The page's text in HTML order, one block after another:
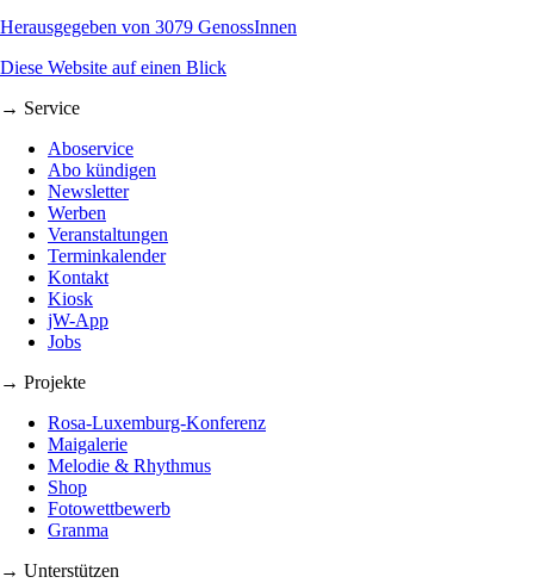
Herausgegeben von 3079 GenossInnen
Diese Website auf einen Blick
→ Service
Aboservice
Abo kündigen
Newsletter
Werben
Veranstaltungen
Terminkalender
Kontakt
Kiosk
jW-App
Jobs
→ Projekte
Rosa-Luxemburg-Konferenz
Maigalerie
Melodie & Rhythmus
Shop
Fotowettbewerb
Granma
→ Unterstützen